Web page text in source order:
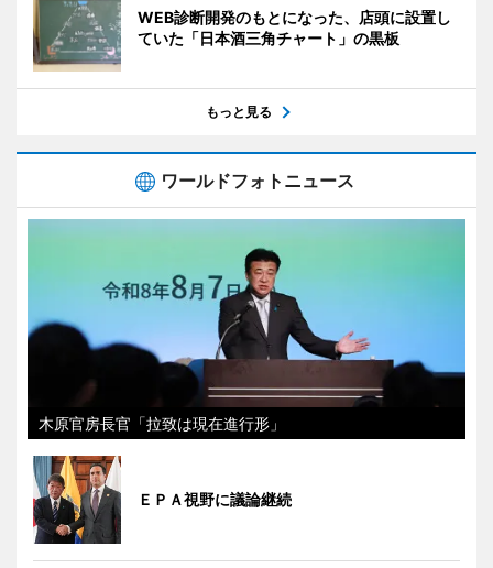
WEB診断開発のもとになった、店頭に設置し
ていた「日本酒三角チャート」の黒板
もっと見る
ワールドフォトニュース
木原官房長官「拉致は現在進行形」
ＥＰＡ視野に議論継続